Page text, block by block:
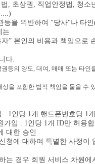
초상권, 직업안정법, 청소
을 위반하여 "당사"나 타인
는
” 본인의 비용과 책임으로
다.
등의 양도, 대여, 매매 또는 타인
을 포함한 법적 책임을 물을 수
인당 1개 핸드폰번호당 1
입 : 1인당 1개 ID만 허용합
대한 승인
에 대하여 특별한 사정이
경우 회원 서비스 차원에